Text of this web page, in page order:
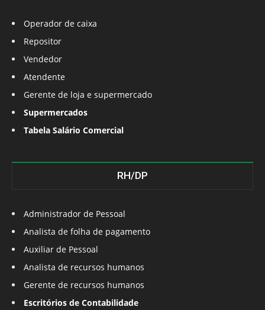
Operador de caixa
Repositor
Vendedor
Atendente
Gerente de loja e supermercado
Supermercados
Tabela Salário Comercial
RH/DP
Administrador de Pessoal
Analista de folha de pagamento
Auxiliar de Pessoal
Analista de recursos humanos
Gerente de recursos humanos
Escritórios de Contabilidade